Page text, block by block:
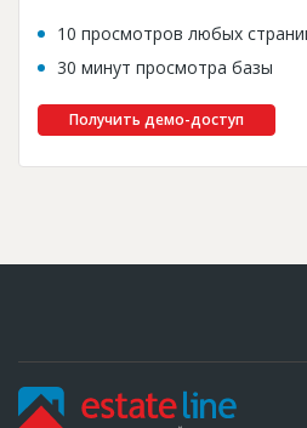
10 просмотров любых
30 минут просмотра базы
Получить демо-доступ